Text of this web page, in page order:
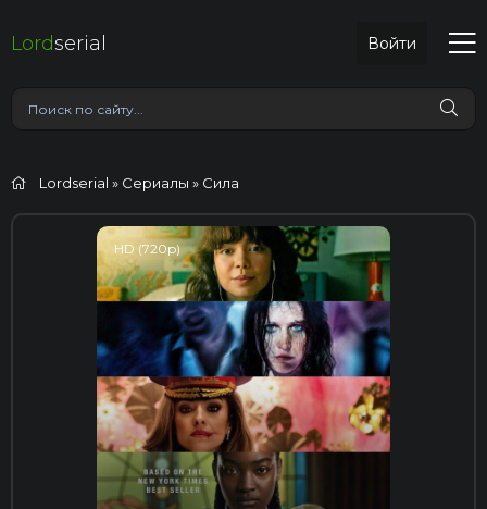
Lordserial Войти
Lordserial » Сериалы » Сила
HD (720p)